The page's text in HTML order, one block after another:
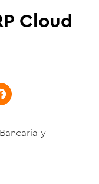
Cloud
y